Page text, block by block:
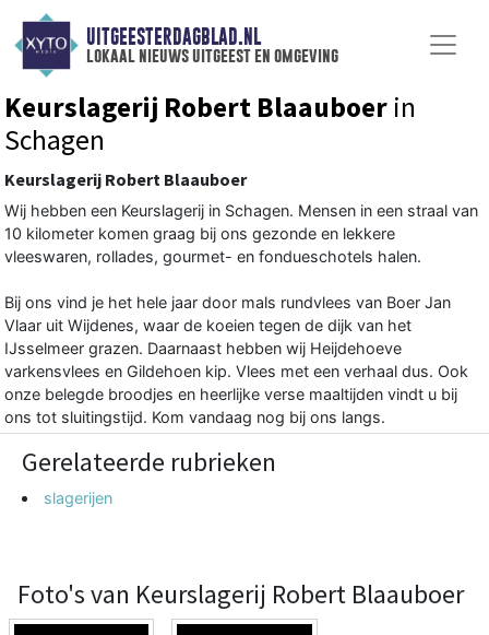
UITGEESTERDAGBLAD.NL
lokaal nieuws uitgeest en omgeving
Keurslagerij Robert Blaauboer in
Schagen
Keurslagerij Robert Blaauboer
Wij hebben een Keurslagerij in Schagen. Mensen in een straal van
10 kilometer komen graag bij ons gezonde en lekkere
vleeswaren, rollades, gourmet- en fondueschotels halen.
Bij ons vind je het hele jaar door mals rundvlees van Boer Jan
Vlaar uit Wijdenes, waar de koeien tegen de dijk van het
IJsselmeer grazen. Daarnaast hebben wij Heijdehoeve
varkensvlees en Gildehoen kip. Vlees met een verhaal dus. Ook
onze belegde broodjes en heerlijke verse maaltijden vindt u bij
ons tot sluitingstijd. Kom vandaag nog bij ons langs.
Gerelateerde rubrieken
slagerijen
Foto's van Keurslagerij Robert Blaauboer